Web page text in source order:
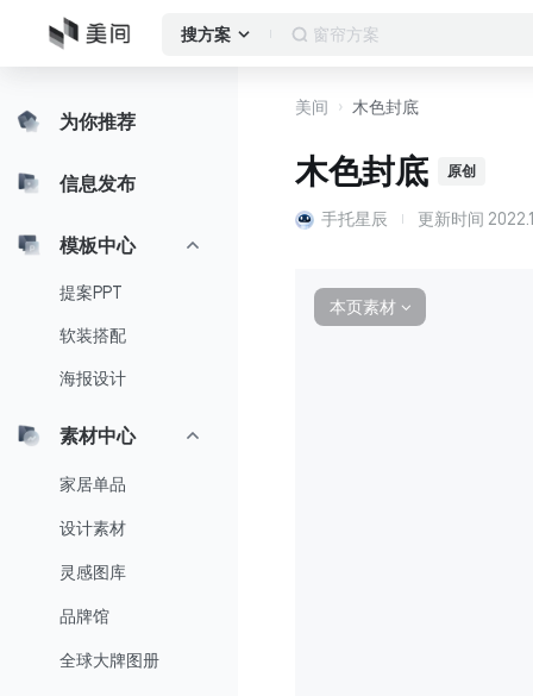
搜方案 落地窗
为你推荐
信息发布
模板中心
提案PPT
软装搭配
海报设计
素材中心
家居单品
设计素材
灵感图库
品牌馆
全球大牌图册
美间 木色封底
木色封底 原创
手托星辰 更新时间
本页素材 ∨